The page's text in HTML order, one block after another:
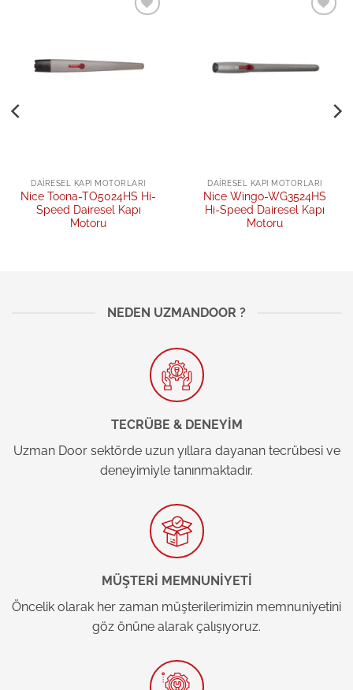
DAIRESEL KAPI MOTORLARI
Nice Toona-TO5024HS Hi-
Speed Dairesel Kapı
Motoru
DAIRESEL KAPI MOTORLARI
Nice Wingo-WG3524HS
Hi-Speed Dairesel Kapı
Motoru
NEDEN UZMANDOOR ?
TECRÜBE & DENEYİM
Uzman Door sektörde uzun yıllara dayanan tecrübesi ve
deneyimiyle tanınmaktadır.
MÜŞTERİ MEMNUNİYETİ
Öncelik olarak her zaman müşterilerimizin memnuniyetini
göz önüne alarak çalışıyoruz.